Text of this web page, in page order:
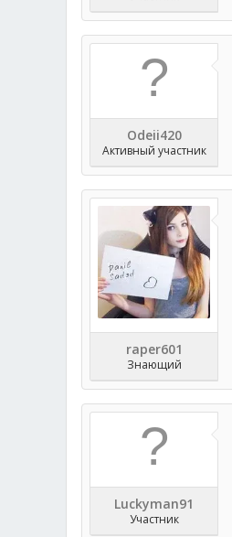
Odeii420
Активный участник
raper601
Знающий
Luckyman91
Участник